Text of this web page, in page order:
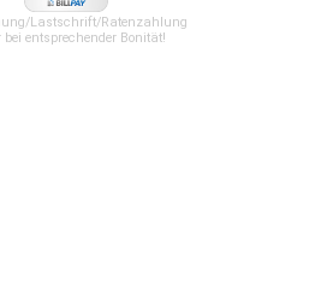
Lastschrift/Ratenzahlung
bei entsprechender Bonität!